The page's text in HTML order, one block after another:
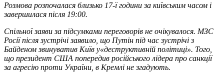
Розмова розпочалася близько 17-ї години за київським часом і
завершилася після 19:00.
Спільної заяви за підсумками переговорів не очікувалося. МЗС
Росії після зустрічі заявило, що Путін під час зустрічі з
Байденом звинуватив Київ у«деструктивній політиці». Того,
що президент США попередив російського лідера про санкції
за агресію проти України, в Кремлі не згадують.